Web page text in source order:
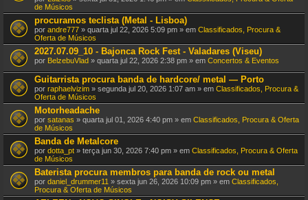
de Músicos
procuramos teclista (Metal - Lisboa)
por andre777 » quarta jul 22, 2026 5:09 pm » em Classificados, Procura &
Oferta de Músicos
2027.07.09_10 - Bajonca Rock Fest - Valadares (Viseu)
por BelzebuVlad » quarta jul 22, 2026 2:38 pm » em Concertos & Eventos
Guitarrista procura banda de hardcore/ metal — Porto
por raphaelvizim » segunda jul 20, 2026 1:07 am » em Classificados, Procura &
Oferta de Músicos
Motorheadache
por satanas » quarta jul 01, 2026 4:40 pm » em Classificados, Procura & Oferta
de Músicos
Banda de Metalcore
por dotta_pt » terça jun 30, 2026 7:40 pm » em Classificados, Procura & Oferta
de Músicos
Baterista procura membros para banda de rock ou metal
por daniel_drummer11 » sexta jun 26, 2026 10:09 pm » em Classificados,
Procura & Oferta de Músicos